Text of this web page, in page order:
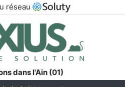
réseau
dans l'Ain (01)